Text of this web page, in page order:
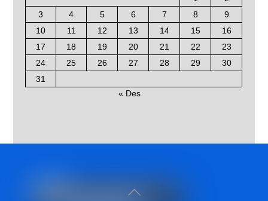
3
4 5 6 7 8
9
10
11 12 13 14 15
16
17
18 19 20 21 22
23
24
25 26 27 28 29
30
31
« Des
Back